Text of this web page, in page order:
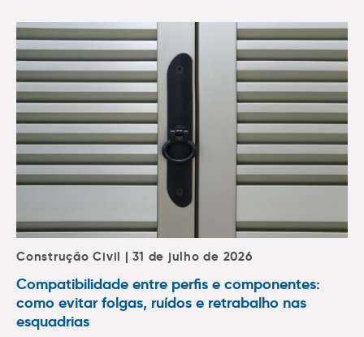
Construção Civil | 31 de julho de 2026
Compatibilidade entre perfis e componentes:
como evitar folgas, ruídos e retrabalho nas
esquadrias